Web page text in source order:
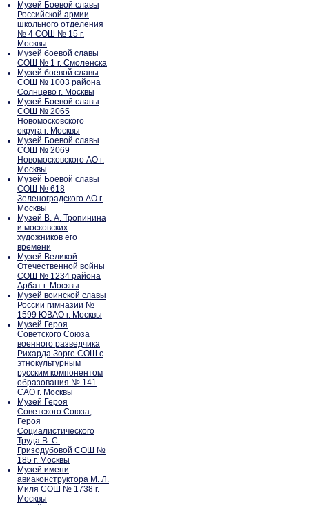
Музей Боевой славы
Российской армии
школьного отделения
№ 4 СОШ № 15 г.
Москвы
Музей боевой славы
СОШ № 1 г. Смоленска
Музей боевой славы
СОШ № 1003 района
Солнцево г. Москвы
Музей Боевой славы
СОШ № 2065
Новомосковского
округа г. Москвы
Музей Боевой славы
СОШ № 2069
Новомосковского АО г.
Москвы
Музей Боевой славы
СОШ № 618
Зеленоградского АО г.
Москвы
Музей В. А. Тропинина
и московских
художников его
времени
Музей Великой
Отечественной войны
СОШ № 1234 района
Арбат г. Москвы
Музей воинской славы
России гимназии №
1599 ЮВАО г. Москвы
Музей Героя
Советского Союза
военного разведчика
Рихарда Зорге СОШ с
этнокультурным
русским компонентом
образования № 141
САО г. Москвы
Музей Героя
Советского Союза,
Героя
Социалистического
Труда В. С.
Гризодубовой СОШ №
185 г. Москвы
Музей имени
авиаконструктора М. Л.
Миля СОШ № 1738 г.
Москвы